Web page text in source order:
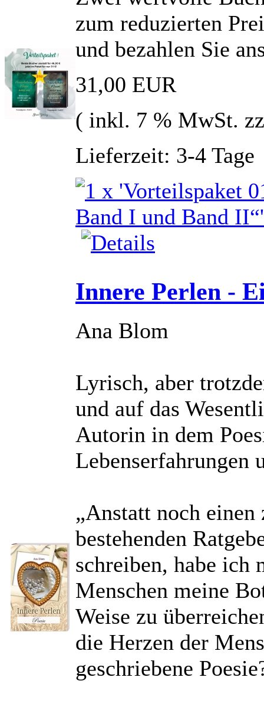
zum reduzierten
und bezahlen Sie
31,00 EUR
( inkl. 7 % MwSt.
Lieferzeit: 3-4 Tage
Innere Perlen -
Ana Blom
Lyrisch, aber
und auf das
Autorin in dem
Lebenserfahrungen
„Anstatt noch
bestehenden
schreiben, habe ich
Menschen meine
Weise zu
die Herzen der
geschriebene